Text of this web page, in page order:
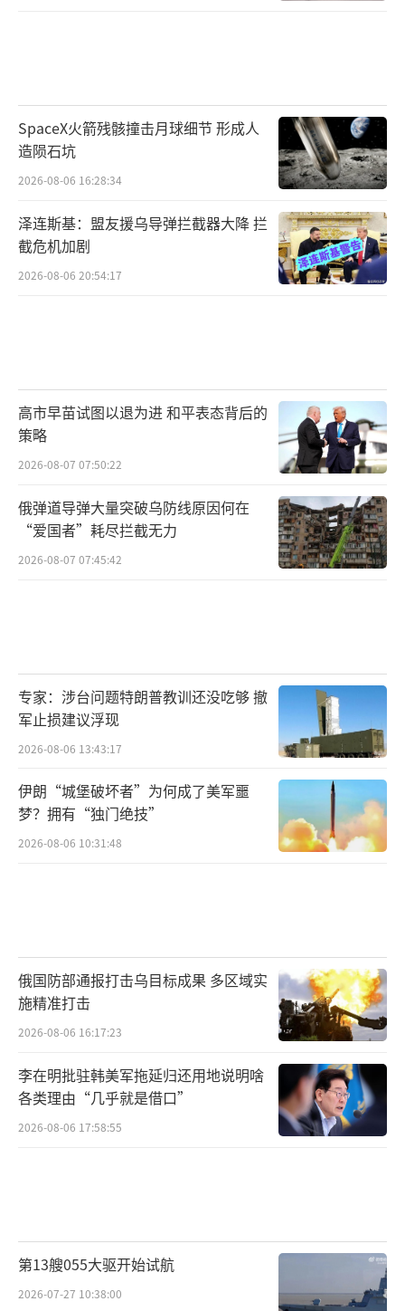
SpaceX火箭残骸撞击月球细节 形成人
造陨石坑
2026-08-06 16:28:34
泽连斯基：盟友援乌导弹拦截器大降 拦
截危机加剧
2026-08-06 20:54:17
高市早苗试图以退为进 和平表态背后的
策略
2026-08-07 07:50:22
俄弹道导弹大量突破乌防线原因何在
“爱国者”耗尽拦截无力
2026-08-07 07:45:42
专家：涉台问题特朗普教训还没吃够 撤
军止损建议浮现
2026-08-06 13:43:17
伊朗“城堡破坏者”为何成了美军噩
梦？拥有“独门绝技”
2026-08-06 10:31:48
俄国防部通报打击乌目标成果 多区域实
施精准打击
2026-08-06 16:17:23
李在明批驻韩美军拖延归还用地说明啥
各类理由“几乎就是借口”
2026-08-06 17:58:55
第13艘055大驱开始试航
2026-07-27 10:38:00